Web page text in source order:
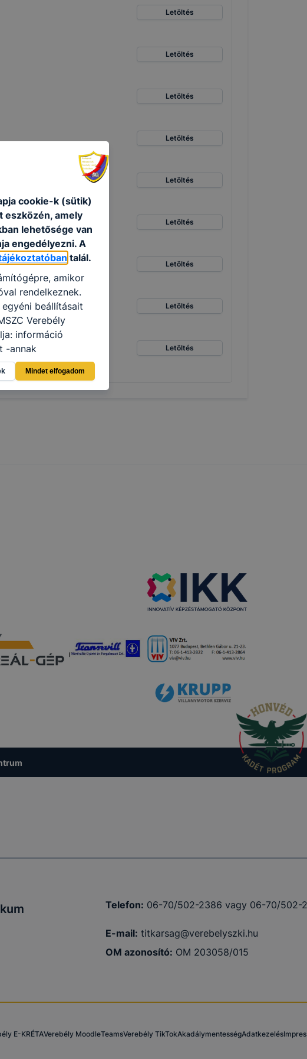
Letöltés
Letöltés
Letöltés
Letöltés
Letöltés
Letöltés
Letöltés
Letöltés
Letöltés
Telefon: 06-70/502-2386 vagy 06-70/502-
E-mail: titkarsag@verebelyszki.hu
OM azonosító: OM 203058/015
E-KRÉTAVerebély MoodleTeamsVerebély TikTokAkadálymentességAdatkezelés
cookie-k (sütik)
eszközén, amely
lehetősége van
engedélyezni. A
talál.
amikor
rendelkeznek.
beállításait
Verebély
információ
-annak
leginkább,
élményt, ha
és hogyan
Mindet elfogadom